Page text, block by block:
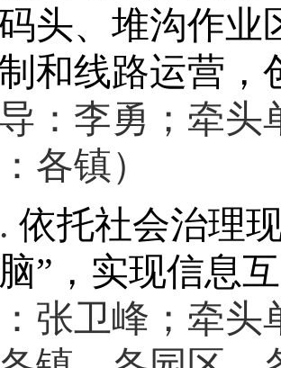
头、堆沟作业
和线路运营，
：李勇 ； 牵头
各镇）
依托社会治理
” ， 实现信息
张卫峰 ； 牵头